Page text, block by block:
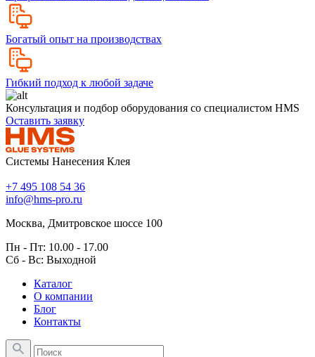
Богатый опыт на производствах
Гибкий подход к любой задаче
Консультация и подбор оборудования со специалистом HMS
Оставить заявку
Системы Нанесения Клея
+7 495 108 54 36
info@hms-pro.ru
Москва, Дмитровское шоссе 100
Пн - Пт: 10.00 - 17.00
Сб - Вс: Выходной
Каталог
О компании
Блог
Контакты